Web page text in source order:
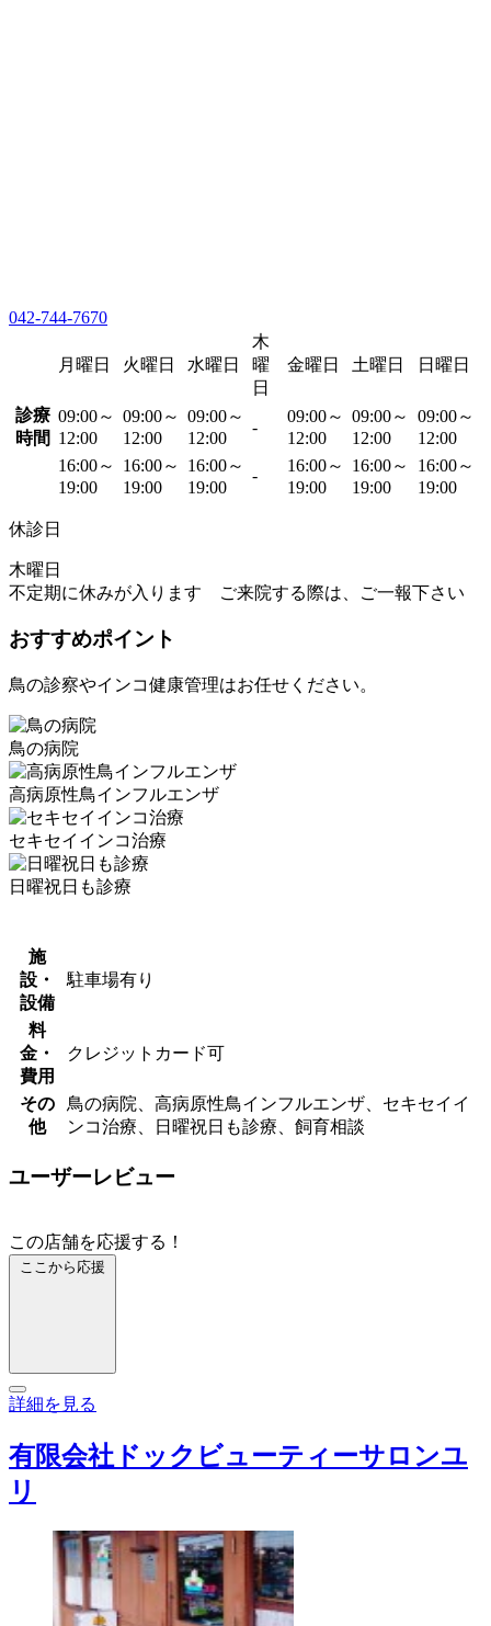
042-744-7670
月曜日 火曜日 水曜日
木
曜
日
金曜日 土曜日 日曜日
診療
時間
09:00～
12:00
09:00～
12:00
09:00～
12:00
-
09:00～
12:00
09:00～
12:00
09:00～
12:00
16:00～
19:00
16:00～
19:00
16:00～
19:00
-
16:00～
19:00
16:00～
19:00
16:00～
19:00
休診日
木曜日
不定期に休みが入ります ご来院する際は、ご一報下さい
おすすめポイント
鳥の診察やインコ健康管理はお任せください。
鳥の病院
高病原性鳥インフルエンザ
セキセイインコ治療
日曜祝日も診療
施
設・
設備
駐車場有り
料
金・
費用
クレジットカード可
その
他
鳥の病院、高病原性鳥インフルエンザ、セキセイイ
ンコ治療、日曜祝日も診療、飼育相談
ユーザーレビュー
この店舗を応援する！
ここから応援
詳細を見る
有限会社ドックビューティーサロンユ
リ